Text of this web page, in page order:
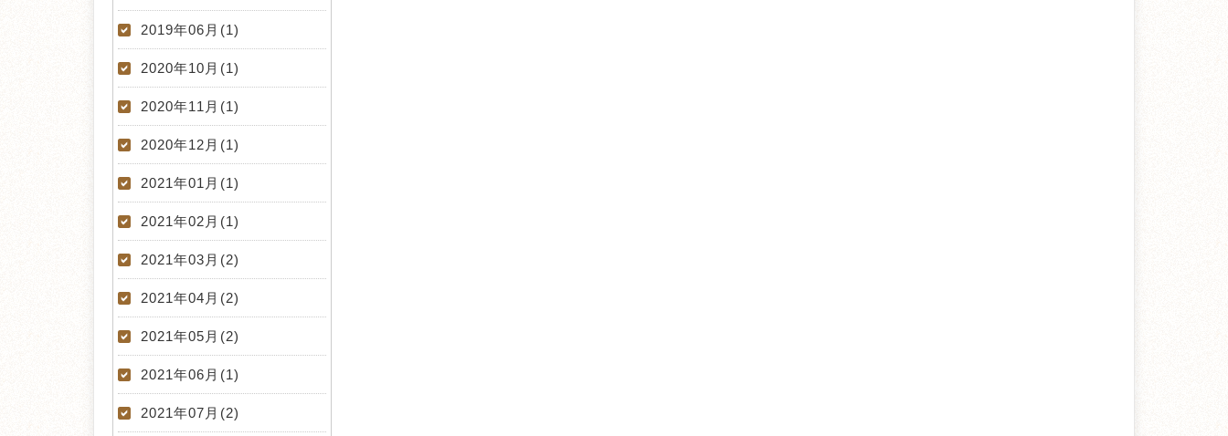
2019年06月(1)
2020年10月(1)
2020年11月(1)
2020年12月(1)
2021年01月(1)
2021年02月(1)
2021年03月(2)
2021年04月(2)
2021年05月(2)
2021年06月(1)
2021年07月(2)